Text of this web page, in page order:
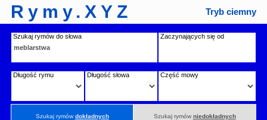
Rymy.XYZ Tryb ciemny
Szukaj rymów do słowa Zaczynających się od
Długość rymu Długość słowa Część mowy
Szukaj rymówdokładnych Szukaj rymów niedokładnych